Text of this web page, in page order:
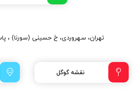
تهران، سهروردی، خ حسینی (سورنا) ،
نقشه گوگل